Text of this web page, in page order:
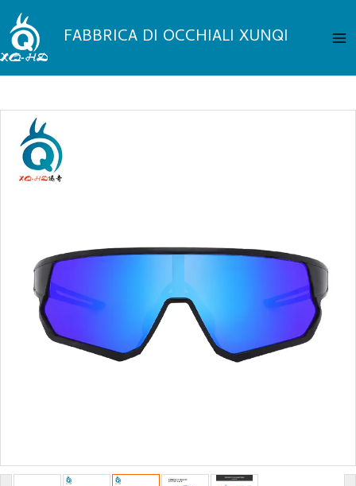
Vai
al
contenuto FABBRICA DI OCCHIALI XUNQI